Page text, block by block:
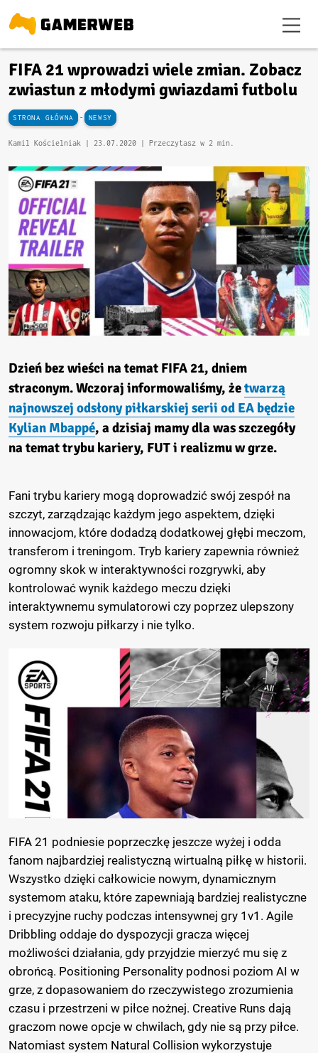
FIFA 21 wprowadzi wiele zmian. Zobacz
zwiastun z młodymi gwiazdami futbolu
STRONA GŁÓWNA - NEWSY
Kamil Kościelniak | 23.07.2020 | Przeczytasz w 2 min.
Dzień bez wieści na temat FIFA 21, dniem
straconym. Wczoraj informowaliśmy, żetwarzą
najnowszej odsłony piłkarskiej serii od EA będzie
Kylian Mbappé, a dzisiaj mamy dla was szczegóły
na temat trybu kariery, FUT i realizmu w grze.
Fani trybu kariery mogą doprowadzić swój zespół na
szczyt, zarządzając każdym jego aspektem, dzięki
innowacjom, które dodadzą dodatkowej głębi meczom,
transferom i treningom. Tryb kariery zapewnia również
ogromny skok w interaktywności rozgrywki, aby
kontrolować wynik każdego meczu dzięki
interaktywnemu symulatorowi czy poprzez ulepszony
system rozwoju piłkarzy i nie tylko.
FIFA 21 podniesie poprzeczkę jeszcze wyżej i odda
fanom najbardziej realistyczną wirtualną piłkę w historii.
Wszystko dzięki całkowicie nowym, dynamicznym
systemom ataku, które zapewniają bardziej realistyczne
i precyzyjne ruchy podczas intensywnej gry 1v1. Agile
Dribbling oddaje do dyspozycji gracza więcej
możliwości działania, gdy przyjdzie mierzyć mu się z
obrońcą. Positioning Personality podnosi poziom AI w
grze, z dopasowaniem do rzeczywistego zrozumienia
czasu i przestrzeni w piłce nożnej. Creative Runs dają
graczom nowe opcje w chwilach, gdy nie są przy piłce.
Natomiast system Natural Collision wykorzystuje